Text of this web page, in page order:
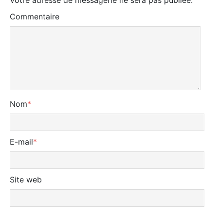
Commentaire
Nom*
E-mail*
Site web